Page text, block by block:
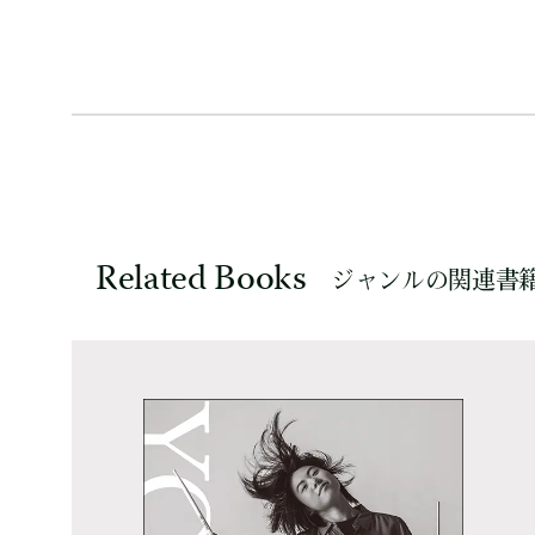
Related Books ジャンルの関連書